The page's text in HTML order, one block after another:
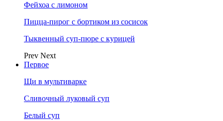
Фейхоа с лимоном
Пицца-пирог с бортиком из сосисок
Тыквенный суп-пюре с курицей
Prev Next
Первое
Щи в мультиварке
Сливочный луковый суп
Белый суп